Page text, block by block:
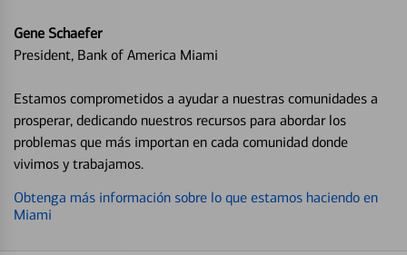
Gene Schaefer
President, Bank of America Miami
Estamos comprometidos a ayudar a nuestras comunidades a
prosperar, dedicando nuestros recursos para abordar los
problemas que más importan en cada comunidad donde
vivimos y trabajamos.
Obtenga más información sobre lo que estamos haciendo en
Miami